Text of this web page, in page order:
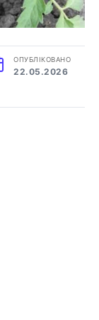
ОПУБЛІКОВАНО
22.05.2026